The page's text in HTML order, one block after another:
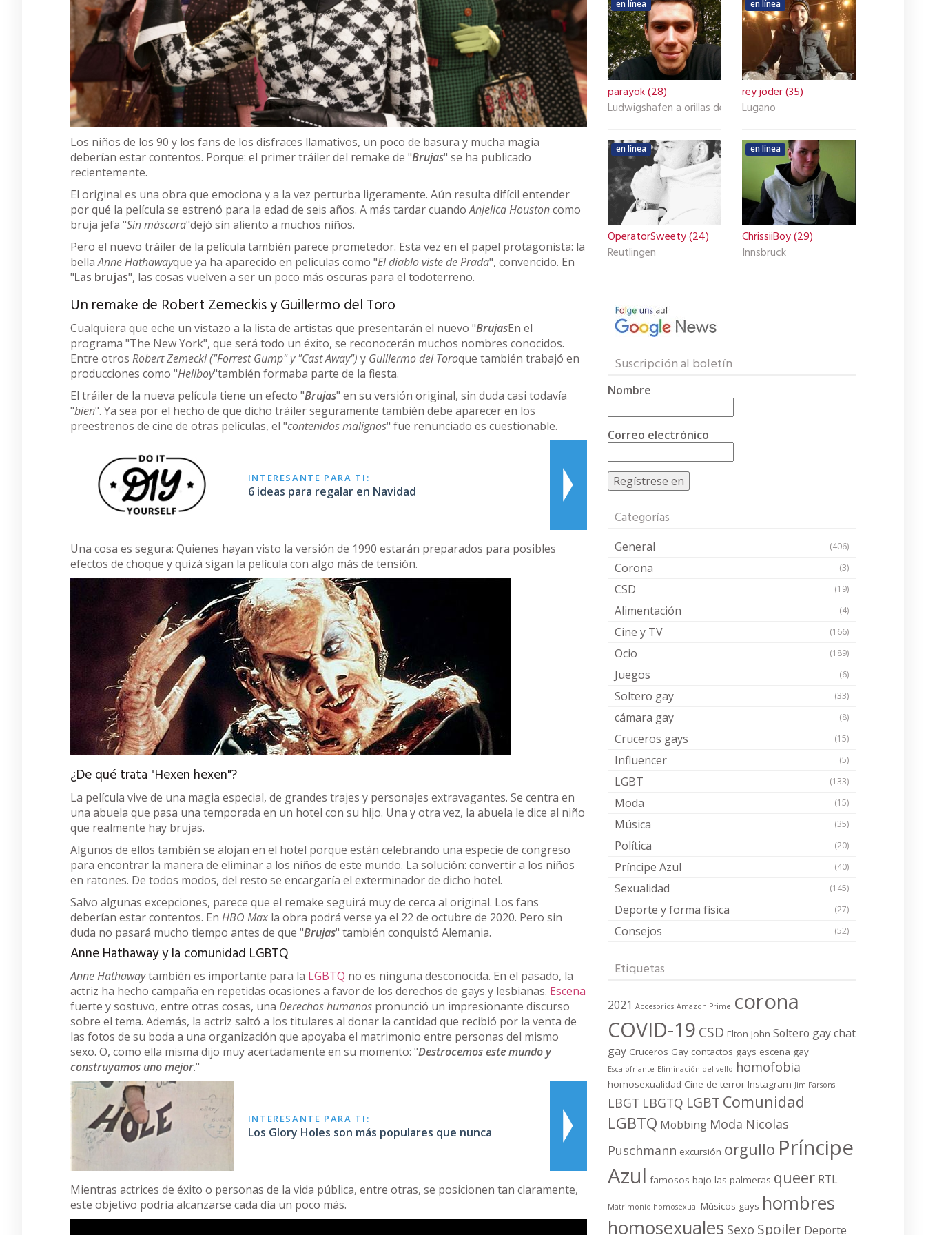
Los niños de los 90 y los fans de los disfraces llamativos, un poco de basura y mucha magia
deberían estar contentos. Porque: el primer tráiler del remake de "Brujas" se ha publicado
recientemente.
El original es una obra que emociona y a la vez perturba ligeramente. Aún resulta difícil entender
por qué la película se estrenó para la edad de seis años. A más tardar cuandoAnjelica Houstoncomo
bruja jefa "Sin máscara"dejó sin aliento a muchos niños.
Pero el nuevo tráiler de la película también parece prometedor. Esta vez en el papel protagonista: la
bellaAnne Hathawayque ya ha aparecido en películas como "El diablo viste de Prada", convencido. En
"Las brujas", las cosas vuelven a ser un poco más oscuras para el todoterreno.
Un remake de Robert Zemeckis y Guillermo del Toro
Cualquiera que eche un vistazo a la lista de artistas que presentarán el nuevo "BrujasEn el
programa "The New York", que será todo un éxito, se reconocerán muchos nombres conocidos.
Entre otros Robert Zemecki ("Forrest Gump" y "Cast Away") y Guillermo del Toroque también trabajó en
producciones como "Hellboy"también formaba parte de la fiesta.
El tráiler de la nueva película tiene un efecto "Brujas" en su versión original, sin duda casi todavía
"bien". Ya sea por el hecho de que dicho tráiler seguramente también debe aparecer en los
preestrenos de cine de otras películas, el "contenidos malignos" fue renunciado es cuestionable.
INTERESANTE PARA TI:
6 ideas para regalar en Navidad
Una cosa es segura: Quienes hayan visto la versión de 1990 estarán preparados para posibles
efectos de choque y quizá sigan la película con algo más de tensión.
¿De qué trata "Hexen hexen"?
La película vive de una magia especial, de grandes trajes y personajes extravagantes. Se centra en
una abuela que pasa una temporada en un hotel con su hijo. Una y otra vez, la abuela le dice al niño
que realmente hay brujas.
Algunos de ellos también se alojan en el hotel porque están celebrando una especie de congreso
para encontrar la manera de eliminar a los niños de este mundo. La solución: convertir a los niños
en ratones. De todos modos, del resto se encargaría el exterminador de dicho hotel.
Salvo algunas excepciones, parece que el remake seguirá muy de cerca al original. Los fans
deberían estar contentos. En HBO Max la obra podrá verse ya el 22 de octubre de 2020. Pero sin
duda no pasará mucho tiempo antes de que "Brujas" también conquistó Alemania.
Anne Hathaway y la comunidad LGBTQ
Anne Hathawaytambién es importante para la LGBTQ no es ninguna desconocida. En el pasado, la
actriz ha hecho campaña en repetidas ocasiones a favor de los derechos de gays y lesbianas. Escena
fuerte y sostuvo, entre otras cosas, una Derechos humanos pronunció un impresionante discurso
sobre el tema. Además, la actriz saltó a los titulares al donar la cantidad que recibió por la venta de
las fotos de su boda a una organización que apoyaba el matrimonio entre personas del mismo
sexo. O, como ella misma dijo muy acertadamente en su momento: "Destrocemos este mundo y
construyamos uno mejor."
INTERESANTE PARA TI:
Los Glory Holes son más populares que nunca
Mientras actrices de éxito o personas de la vida pública, entre otras, se posicionen tan claramente,
este objetivo podría alcanzarse cada día un poco más.
en línea
parayok (28)
Ludwigshafen a orillas del Rin
en línea
rey joder (35)
Lugano
en línea
OperatorSweety (24)
Reutlingen
en línea
ChrissiiBoy (29)
Innsbruck
Suscripción al boletín
Nombre
Correo electrónico
Categorías
General (406)
Corona (3)
CSD (19)
Alimentación (4)
Cine y TV (166)
Ocio (189)
Juegos (6)
Soltero gay (33)
cámara gay (8)
Cruceros gays (15)
Influencer (5)
LGBT (133)
Moda (15)
Música (35)
Política (20)
Príncipe Azul (40)
Sexualidad (145)
Deporte y forma física (27)
Consejos (52)
Etiquetas
2021 Accesorios Amazon Prime corona
COVID-19 CSD Elton John Soltero gaychat
gay Cruceros Gay contactos gays escena gay
Escalofriante Eliminación del vello homofobia
homosexualidad Cine de terror Instagram Jim Parsons
LBGT LBGTQ LGBT Comunidad
LGBTQ Mobbing Moda Nicolas
Puschmann excursión orgullo Príncipe
Azul famosos bajo las palmeras queer RTL
Matrimonio homosexual Músicos gays hombres
homosexuales Sexo Spoiler Deporte